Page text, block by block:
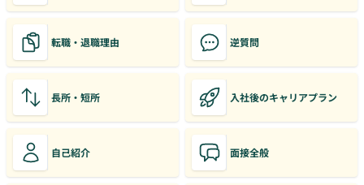
転職・退職理由 逆質問
長所・短所 入社後のキャリアプラン
自己紹介 面接全般